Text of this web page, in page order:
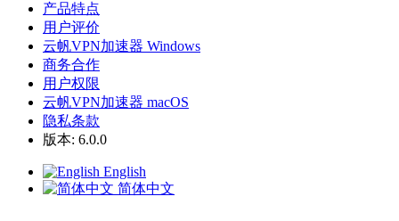
产品特点
用户评价
云帆VPN加速器 Windows
商务合作
用户权限
云帆VPN加速器 macOS
隐私条款
版本: 6.0.0
English
简体中文